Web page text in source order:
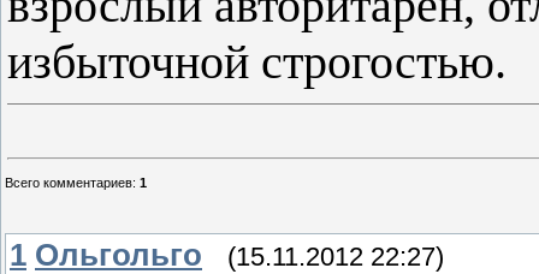
избыточной строгостью.
Всего комментариев: 1
1 Ольгольго (15.11.2012 22:27)